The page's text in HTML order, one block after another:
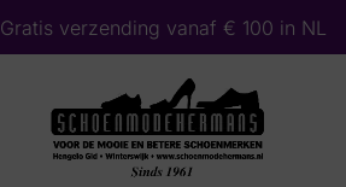
Gratis verzending vanaf € 100 in NL